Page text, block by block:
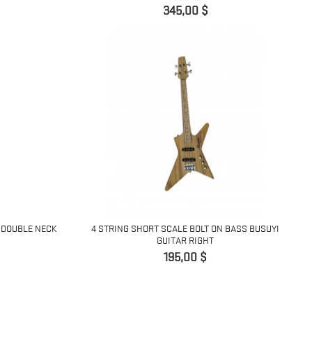
Preis
345,00 $
NECK
4 STRING SHORT SCALE BOLT ON BASS BUSUYI
GUITAR RIGHT
Preis
195,00 $